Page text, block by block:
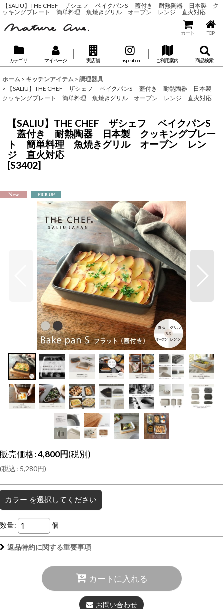
【SALIU】THE CHEF ザシェフ ベイクパンS 蓋付き 耐熱陶器 日本製 ク
ッキングプレート 簡単料理 魚焼きグリル オーブン レンジ 直火対応
カート TOP
カテゴリ マイページ 実店舗 Inspiration ご利用案内 商品検索
ホーム > キッチンアイテム > 調理器具
>
【SALIU】THE CHEF ザシェフ ベイクパンS 蓋付き 耐熱陶器 日本製
クッキングプレート 簡単料理 魚焼きグリル オーブン レンジ 直火対応
【SALIU】THE CHEF ザシェフ ベイクパンS
蓋付き 耐熱陶器 日本製 クッキングプレー
ト 簡単料理 魚焼きグリル オーブン レン
ジ 直火対応
[S3402]
販売価格:4,800円(税別)
(税込: 5,280円)
カラー を選択してください
数量: 個
返品特約に関する重要事項
カートに入れる
お問い合わせ